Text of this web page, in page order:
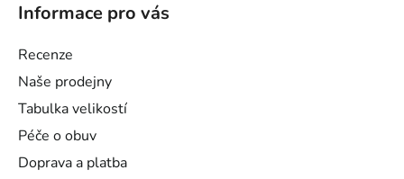
Informace pro vás
Recenze
Naše prodejny
Tabulka velikostí
Péče o obuv
Doprava a platba